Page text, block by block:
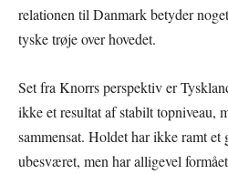
relationen til Danmark betyder
tyske trøje over hovedet.
Set fra Knorrs perspektiv er
ikke et resultat af stabilt topniveau,
sammensat. Holdet har ikke ramt
ubesværet, men har alligevel